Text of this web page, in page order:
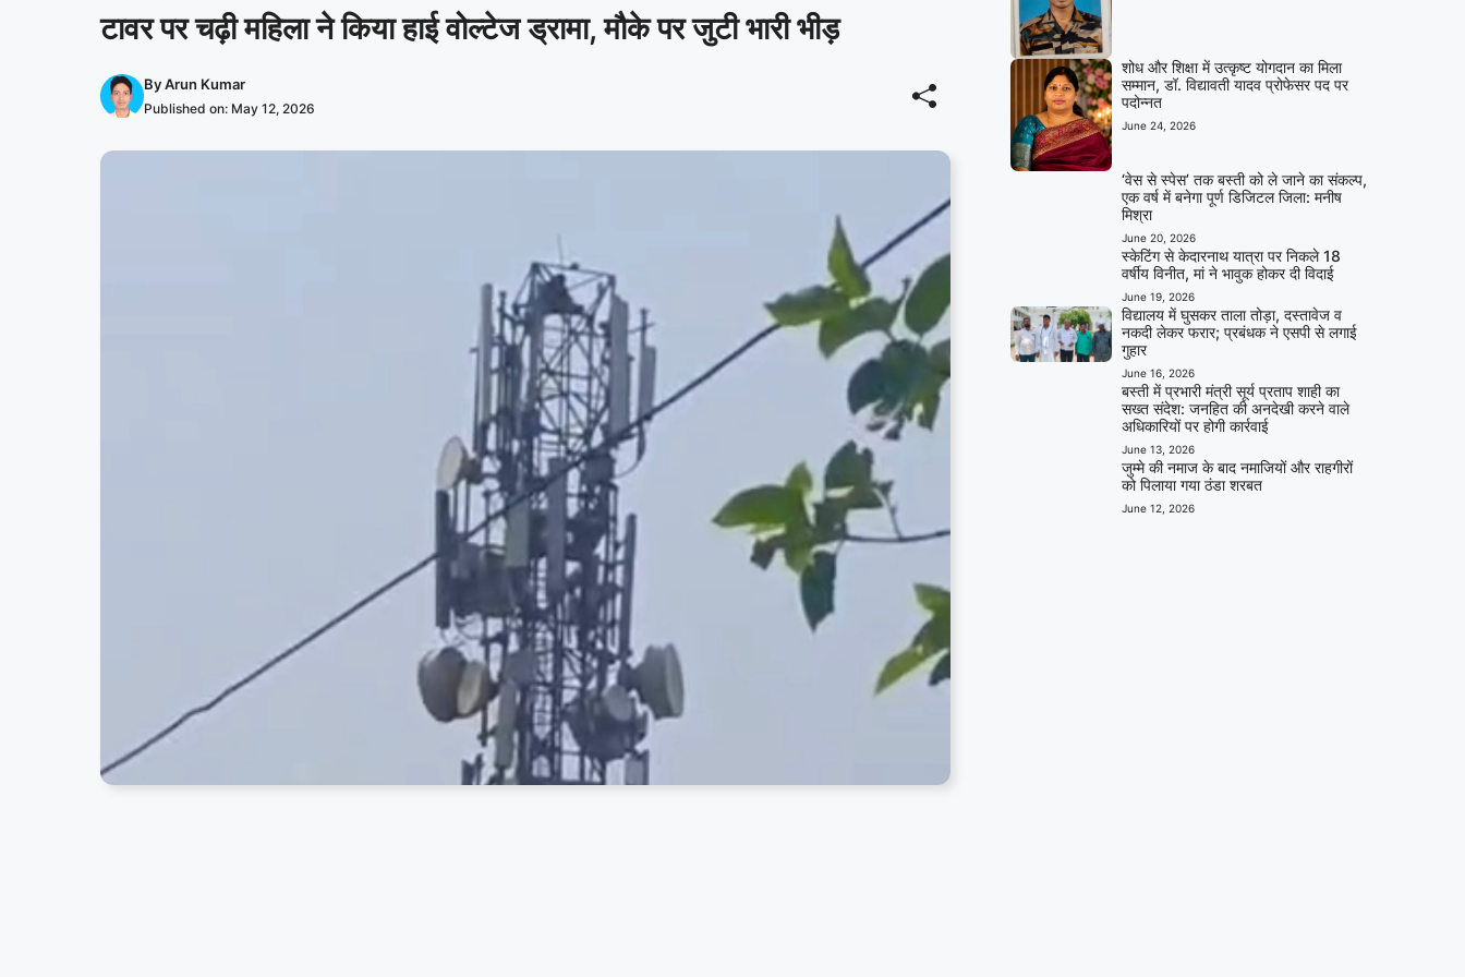
टावर पर चढ़ी महिला ने किया हाई वोल्टेज ड्रामा, मौके पर जुटी भारी भीड़
ByArun Kumar
Published on: May 12, 2026
शोध और शिक्षा में उत्कृष्ट योगदान का मिला
सम्मान, डॉ. विद्यावती यादव प्रोफेसर पद पर
पदोन्नत
June 24, 2026
‘वेस से स्पेस’ तक बस्ती को ले जाने का संकल्प,
एक वर्ष में बनेगा पूर्ण डिजिटल जिला: मनीष
मिश्रा
June 20, 2026
स्केटिंग से केदारनाथ यात्रा पर निकले 18
वर्षीय विनीत, मां ने भावुक होकर दी विदाई
June 19, 2026
विद्यालय में घुसकर ताला तोड़ा, दस्तावेज व
नकदी लेकर फरार; प्रबंधक ने एसपी से लगाई
गुहार
June 16, 2026
बस्ती में प्रभारी मंत्री सूर्य प्रताप शाही का
सख्त संदेश: जनहित की अनदेखी करने वाले
अधिकारियों पर होगी कार्रवाई
June 13, 2026
जुम्मे की नमाज के बाद नमाजियों और राहगीरों
को पिलाया गया ठंडा शरबत
June 12, 2026